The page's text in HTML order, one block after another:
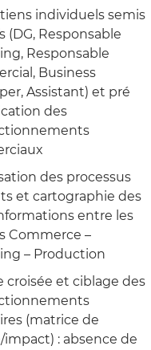
individuels semis
(DG, Responsable
Responsable
Business
Assistant) et pré
des
des processus
et cartographie des
entre les
Commerce –
– Production
croisée et ciblage des
(matrice de
: absence de